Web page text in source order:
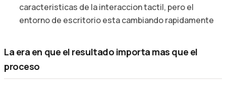
caracteristicas de la interaccion tactil, pero el
entorno de escritorio esta cambiando rapidamente
La era en que el resultado importa mas que el
proceso